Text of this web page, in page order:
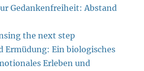
Gedankenfreiheit: Abstand
the next step
Ermüdung: Ein biologisches
Erleben und